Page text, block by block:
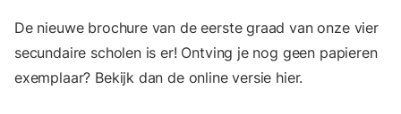
De nieuwe brochure van de eerste graad van onze vier
secundaire scholen is er! Ontving je nog geen papieren
exemplaar? Bekijk dan de online versie hier.